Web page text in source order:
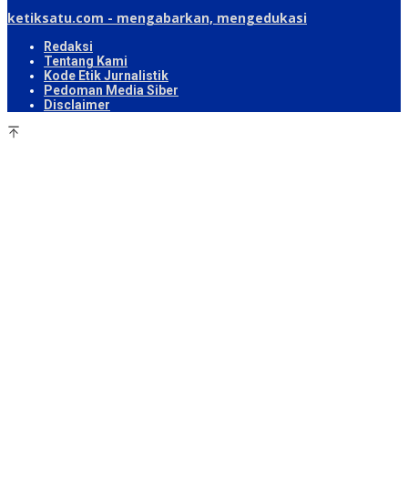
ketiksatu.com - mengabarkan, mengedukasi
Redaksi
Tentang Kami
Kode Etik Jurnalistik
Pedoman Media Siber
Disclaimer